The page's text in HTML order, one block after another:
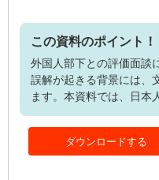
この資料のポイント！
外国人部下との評価面談
誤解が起きる背景には、
ます。本資料では、日本
きかを具体的に解説。コ
クやポジティブ・フィ
フレーズ、相手の理解
ダウンロードする